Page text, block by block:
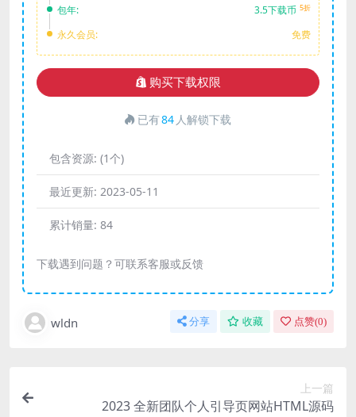
包年:
3.5下载币 5折
永久会员: 免费
购买下载权限
已有84 人解锁下载
包含资源: (1个)
最近更新: 2023-05-11
累计销量: 84
下载遇到问题？可联系客服或反馈
wldn 分享 收藏 点赞(0)
上一篇
2023 全新团队个人引导页网站HTML源码